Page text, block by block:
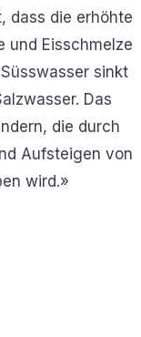
dass die erhöhte
und Eisschmelze
sinkt
Das
die durch
Aufsteigen von
wird.»